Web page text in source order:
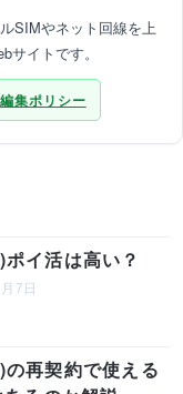
SIMやネット回線を上
イトです。
編集ポリシー
イ活は高い？
7日
再契約で使える